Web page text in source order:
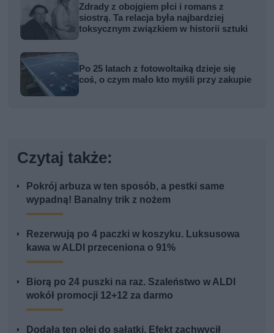
Zdrady z obojgiem płci i romans z
siostrą. Ta relacja była najbardziej
toksycznym związkiem w historii sztuki
Po 25 latach z fotowoltaiką dzieje się
coś, o czym mało kto myśli przy zakupie
Czytaj także:
Pokrój arbuza w ten sposób, a pestki same
wypadną! Banalny trik z nożem
Rezerwują po 4 paczki w koszyku. Luksusowa
kawa w ALDI przeceniona o 91%
Biorą po 24 puszki na raz. Szaleństwo w ALDI
wokół promocji 12+12 za darmo
Dodała ten olej do sałatki. Efekt zachwycił